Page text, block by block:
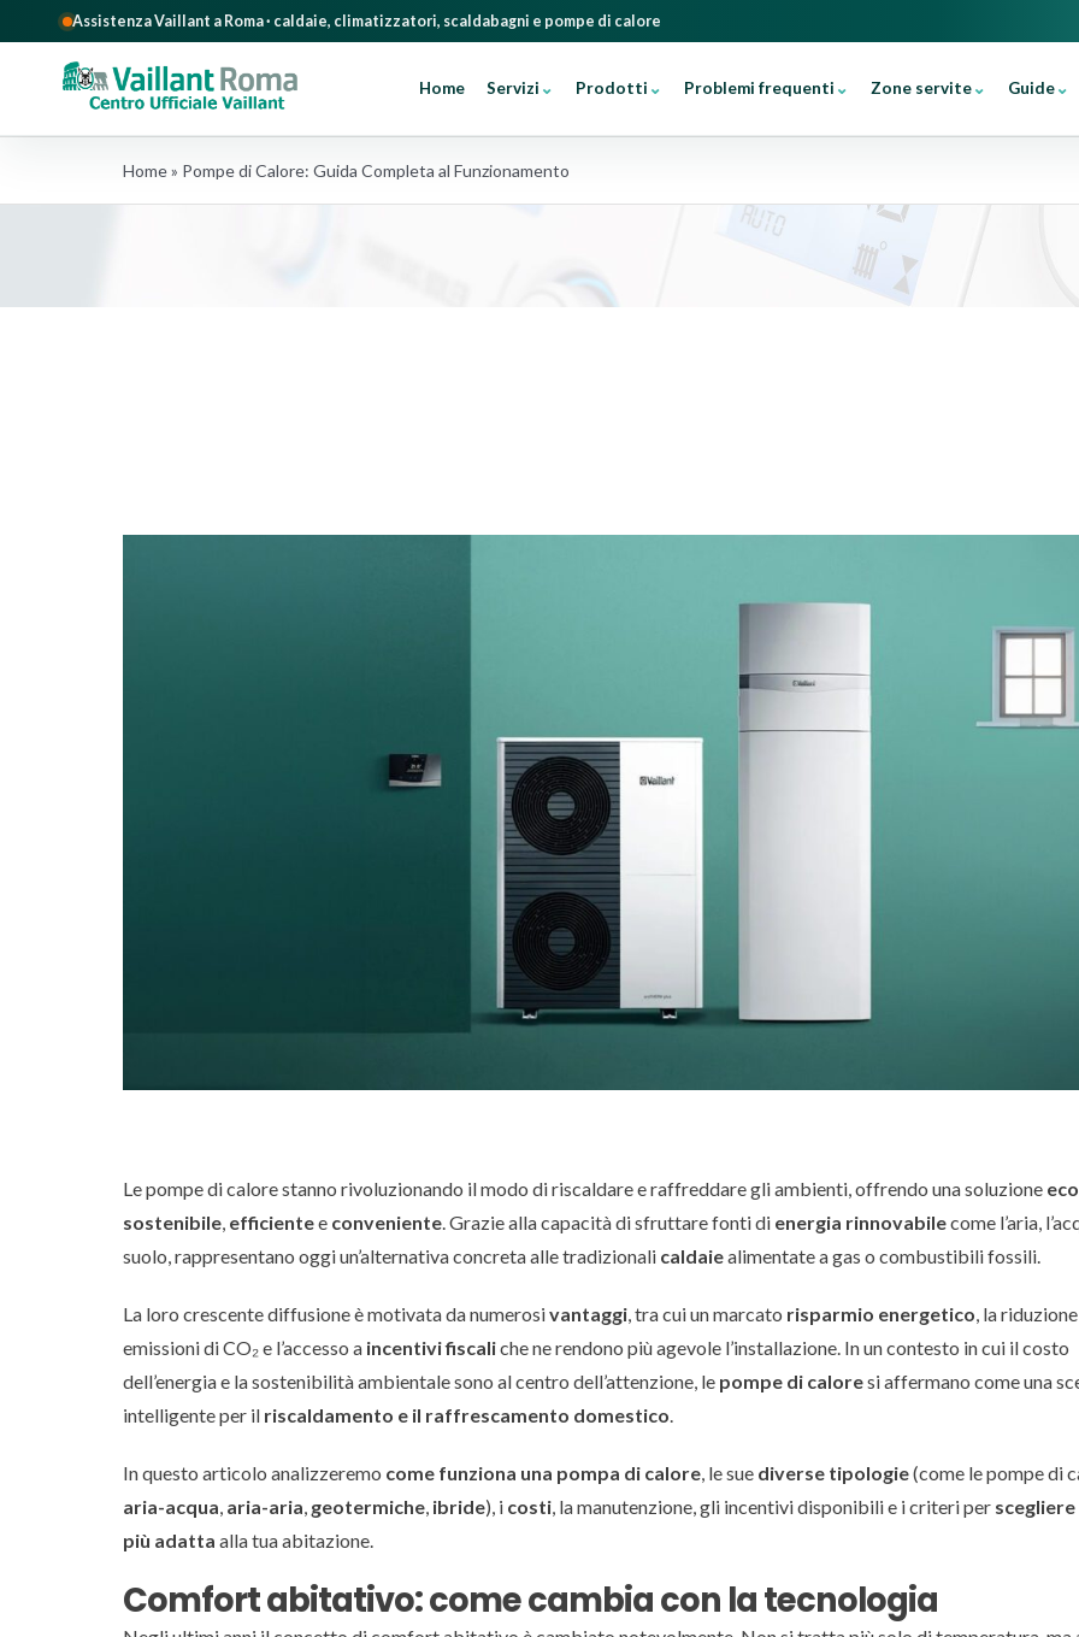
Assistenza Vaillant a Roma · caldaie, climatizzatori, scaldabagni e pompe di calore
Home Servizi Prodotti Problemi frequenti Zone servite Guide
Home» Pompe di Calore: Guida Completa al Funzionamento
Le pompe di calore stanno rivoluzionando il modo di riscaldare e raffreddare gli ambienti, offrendo una soluzione
sostenibile, efficientee conveniente. Grazie alla capacità di sfruttare fonti di energia rinnovabilecome l’aria,
suolo, rappresentano oggi un’alternativa concreta alle tradizionali caldaiealimentate a gas o combustibili fossili.
La loro crescente diffusione è motivata da numerosivantaggi, tra cui un marcato risparmio energetico, la
emissioni di CO₂ e l’accesso a incentivi fiscaliche ne rendono più agevole l’installazione. In un contesto in cui il costo
dell’energia e la sostenibilità ambientale sono al centro dell’attenzione, le pompe di caloresi affermano come una
intelligente per il riscaldamento e il raffrescamento domestico.
In questo articolo analizzeremo come funziona una pompa di calore, le sue diverse tipologie(come le pompe di
aria-acqua, aria-aria, geotermiche, ibride), i costi, la manutenzione, gli incentivi disponibili e i criteri per
più adatta alla tua abitazione.
Comfort abitativo: come cambia con la tecnologia